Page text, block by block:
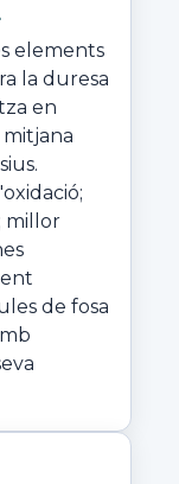
elements
la duresa
en
millor
de fosa